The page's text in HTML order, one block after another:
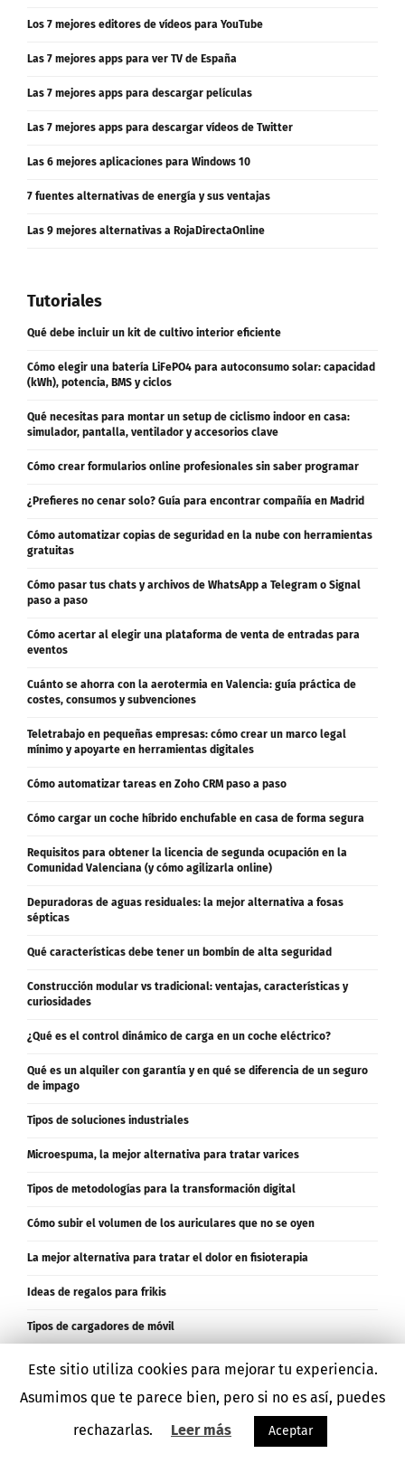
Los 7 mejores editores de vídeos para YouTube
Las 7 mejores apps para ver TV de España
Las 7 mejores apps para descargar películas
Las 7 mejores apps para descargar vídeos de Twitter
Las 6 mejores aplicaciones para Windows 10
7 fuentes alternativas de energía y sus ventajas
Las 9 mejores alternativas a RojaDirectaOnline
Tutoriales
Qué debe incluir un kit de cultivo interior eficiente
Cómo elegir una batería LiFePO4 para autoconsumo solar: capacidad
(kWh), potencia, BMS y ciclos
Qué necesitas para montar un setup de ciclismo indoor en casa:
simulador, pantalla, ventilador y accesorios clave
Cómo crear formularios online profesionales sin saber programar
¿Prefieres no cenar solo? Guía para encontrar compañía en Madrid
Cómo automatizar copias de seguridad en la nube con herramientas
gratuitas
Cómo pasar tus chats y archivos de WhatsApp a Telegram o Signal
paso a paso
Cómo acertar al elegir una plataforma de venta de entradas para
eventos
Cuánto se ahorra con la aerotermia en Valencia: guía práctica de
costes, consumos y subvenciones
Teletrabajo en pequeñas empresas: cómo crear un marco legal
mínimo y apoyarte en herramientas digitales
Cómo automatizar tareas en Zoho CRM paso a paso
Cómo cargar un coche híbrido enchufable en casa de forma segura
Requisitos para obtener la licencia de segunda ocupación en la
Comunidad Valenciana (y cómo agilizarla online)
Depuradoras de aguas residuales: la mejor alternativa a fosas
sépticas
Qué características debe tener un bombín de alta seguridad
Construcción modular vs tradicional: ventajas, características y
curiosidades
¿Qué es el control dinámico de carga en un coche eléctrico?
Qué es un alquiler con garantía y en qué se diferencia de un seguro
de impago
Tipos de soluciones industriales
Microespuma, la mejor alternativa para tratar varices
Tipos de metodologías para la transformación digital
Cómo subir el volumen de los auriculares que no se oyen
La mejor alternativa para tratar el dolor en fisioterapia
Ideas de regalos para frikis
Tipos de cargadores de móvil
¿En qué casos puedes necesitar un Perito judicial?
Tipos de estrategias de póker online
Llaves con transponder: qué son y cómo funcionan
Este sitio utiliza cookies para mejorar tu experiencia.
Asumimos que te parece bien, pero si no es así, puedes
rechazarlas.
Leer más Aceptar